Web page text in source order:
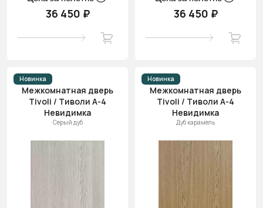
36 450 ₽ 36 450 ₽
Новинка
Межкомнатная дверь
Tivoli / Тиволи А-4
Невидимка
Серый дуб
Новинка
Межкомнатная дверь
Tivoli / Тиволи А-4
Невидимка
Дуб карамель